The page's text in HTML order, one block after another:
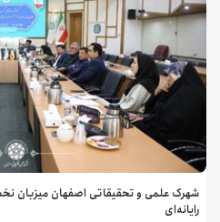
شهرک علمی و تحقیقاتی اصفهان میزبان
رایانه‌ای